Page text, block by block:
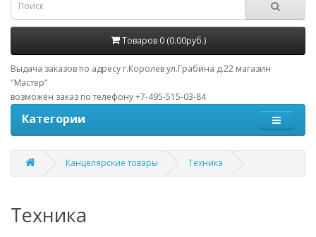
Товаров 0 (0.00руб.)
Выдача заказов по адресу г.Королев ул.Грабина д.22 магазин
"Мастер"
возможен заказ по телефону +7-495-515-03-84
Категории
Канцелярские товары Техника
Техника